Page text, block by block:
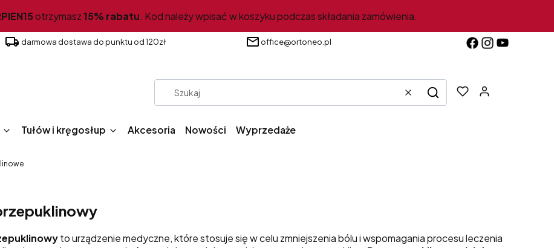
15otrzymasz15% rabatu. Kod należy wpisać w koszyku podczas składania zamówienia.
darmowa dostawa do punktu od 120zł office@ortoneo.pl
WyczyśćSzukaj
Tułów i kręgosłup Akcesoria Nowości Wyprzedaże
to urządzenie medyczne, które stosuje się w celu zmniejszenia bólu i wspomagania procesu leczenia